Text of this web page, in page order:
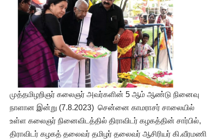
முத்தமிழறிஞர் கலைஞர் அவர்களின் 5 ஆம் ஆண்டு நினைவு
நாளான இன்று (7.8.2023) சென்னை காமராசர் சாலையில்
உள்ள கலைஞர் நினைவிடத்தில் திராவிடர் கழகத்தின் சார்பில்,
திராவிடர் கழகத் தலைவர் தமிழர் தலைவர் ஆசிரியர் கி.வீரமணி